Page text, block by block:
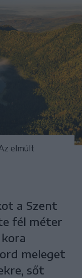
elmúlt
a Szent
fél méter
meleget
sőt